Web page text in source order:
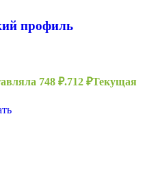
профиль
748 ₽.712 ₽Текущая